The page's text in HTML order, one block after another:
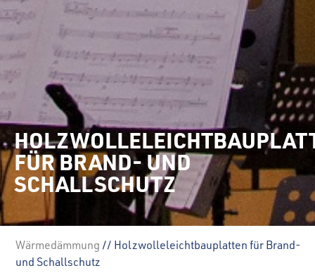
FÜR BRAND- UND
SCHALLSCHUTZ
Wärmedämmung // Holzwolleleichtbauplatten für Brand-
und Schallschutz